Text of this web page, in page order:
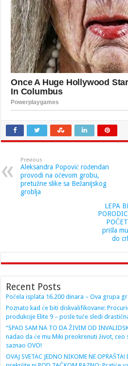
Previous
Aleksandra Popović rođendan
provodi na očevom grobu,
pretužne slike sa Bežanijskog
groblja
LEPA
prišla
do
Recent Posts
Počela isplata 16.200 dinara – Ova grupa
Poznato kad će biti diskvalifikovane:
produkcije Elite 9 – posle tuče sledi
“SPAO SAM NA TO DA ŽIVIM OD
nadao da će mu Miki preokrenuti život, ceo
saznao OVO!
OVAJ SVETAC JEDNO NIKOME NE